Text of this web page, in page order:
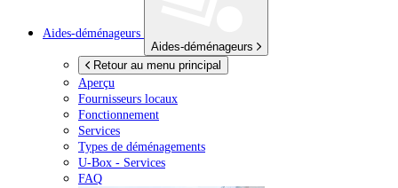
Aides-déménageurs
Aides-déménageurs
Retour au menu principal
Aperçu
Fournisseurs locaux
Fonctionnement
Services
Types de déménagements
U-Box - Services
FAQ